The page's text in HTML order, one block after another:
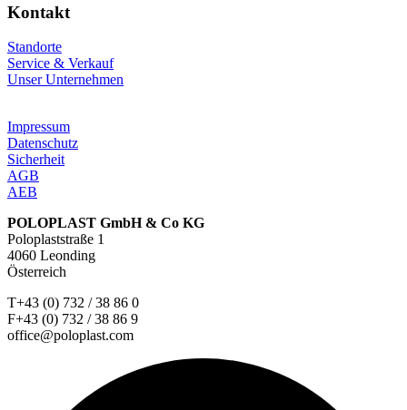
Kontakt
Standorte
Service & Verkauf
Unser Unternehmen
Impressum
Datenschutz
Sicherheit
AGB
AEB
POLOPLAST GmbH & Co KG
Poloplaststraße 1
4060 Leonding
Österreich
T+43 (0) 732 / 38 86 0
F+43 (0) 732 / 38 86 9
office@poloplast.com